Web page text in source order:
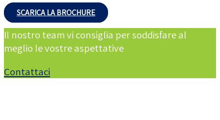
SCARICA LA BROCHURE
Il nostro team vi consiglia persoddisfareal
meglio levostreaspettative
Contattaci